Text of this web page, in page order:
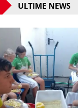
ULTIME NEWS